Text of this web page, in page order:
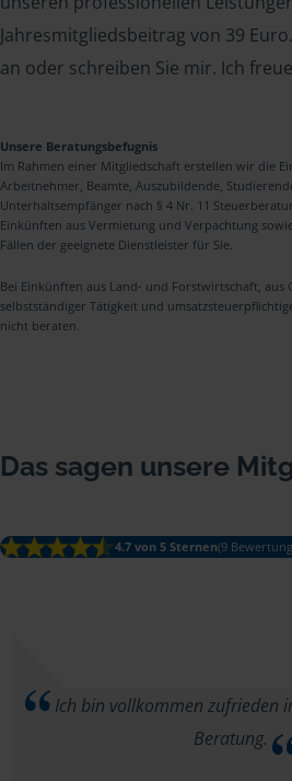
Jahresmitgliedsbeitrag von 39
an oder schreiben Sie mir. Ich
Unsere Beratungsbefugnis
Im Rahmen einer Mitgliedschaft erstellen wir die
Arbeitnehmer, Beamte, Auszubildende,
Unterhaltsempfänger nach § 4 Nr. 11
Einkünften aus Vermietung und Verpachtung
Fällen der geeignete Dienstleister für Sie.
Bei Einkünften aus Land- und Forstwirtschaft, aus
selbstständiger Tätigkeit und
nicht beraten.
Das sagen unsere
4.7 von 5 Sternen(9
Ich bin vollkommen zufrieden
Beratung.